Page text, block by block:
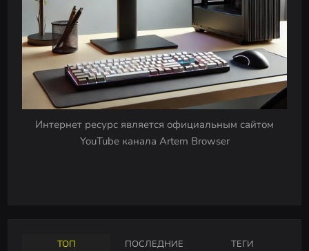
Интернет ресурс является официальным сайтом
YouTube канала Artem Browser
ТОП ПОСЛЕДНИЕ ТЕГИ